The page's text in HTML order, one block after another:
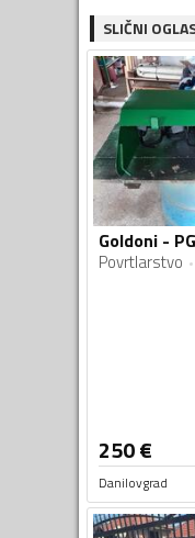
SLIČNI
Goldoni -
Povrtlarstvo
250€
Danilovgrad